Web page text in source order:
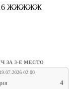
ЖЖЖЖЖ
ЗА 3-Е МЕСТО
19.07.2026 02:00
4